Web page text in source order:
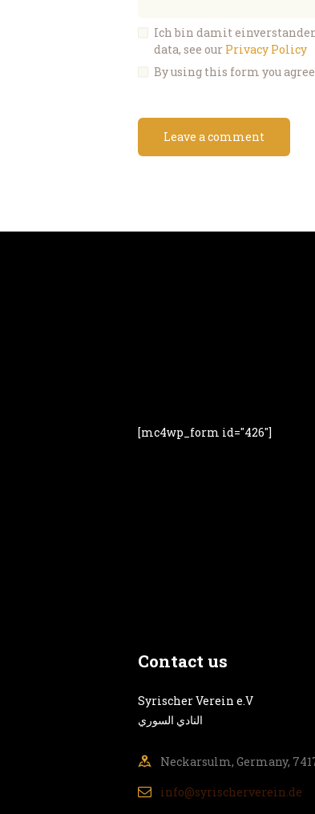
Ich bin damit
data, see our Privacy Policy
By using this form you
[mc4wp_form id="426"]
Contact us
‎Syrischer Verein e.V
النادي السوري
Neckarsulm, Germany,
info@syrischerverein.de